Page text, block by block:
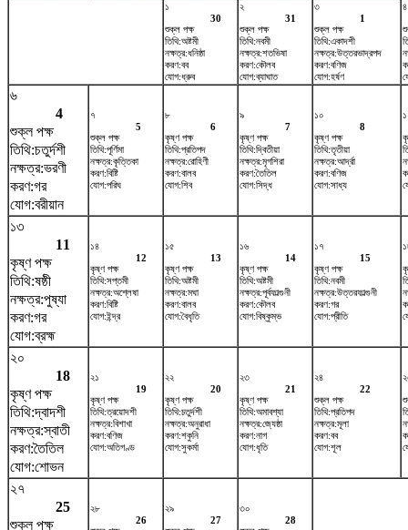
১
30
শুক্ল পক্ষ
তিথি:অষ্টমী
নক্ষত্র:ধনিষ্ঠা
করণ:বব
যোগ:ধ্রুব
২
31
শুক্ল পক্ষ
তিথি:নবমী
নক্ষত্র:শতভিষ‌া
করণ:কৌলব
যোগ:ব্যাঘাত
৩
1
শুক্ল পক্ষ
তিথি:একাদশী
নক্ষত্র:উত্তরভাদ্রপদ
করণ:বণিজ
যোগ:হর্ষণ
৪
৬
4
শুক্ল পক্ষ
তিথি:চতুর্দশী
নক্ষত্র:ভরণী
করণ:গর
যোগ:বরীয়ান
৭
5
শুক্ল পক্ষ
তিথি:পূর্ণিমা
নক্ষত্র:কৃত্তিকা
করণ:বিষ্টি
যোগ:পরিঘ
৮
6
কৃষ্ণ পক্ষ
তিথি:প্রতিপদ
নক্ষত্র:রোহিণী
করণ:বালব
যোগ:শিব
৯
7
কৃষ্ণ পক্ষ
তিথি:দ্বিতীয়া
নক্ষত্র:মৃগশিরা
করণ:তৈতিল
যোগ:সিদ্ধ
১০
8
কৃষ্ণ পক্ষ
তিথি:তৃতীয়া
নক্ষত্র:আর্দ্রা
করণ:বণিজ
যোগ:সাধ্য
১৩
11
কৃষ্ণ পক্ষ
তিথি:ষষ্ঠী
নক্ষত্র:পুষ্যা
করণ:গর
যোগ:ব্রহ্ম
১৪
12
কৃষ্ণ পক্ষ
তিথি:সপ্তমী
নক্ষত্র:অশ্লেষা
করণ:বিষ্টি
যোগ:ইন্দ্র
১৫
13
কৃষ্ণ পক্ষ
তিথি:অষ্টমী
নক্ষত্র:মঘা
করণ:বালব
যোগ:বৈধৃতি
১৬
14
কৃষ্ণ পক্ষ
তিথি:অষ্টমী
নক্ষত্র:পূর্বফাল্গুনী
করণ:কৌলব
যোগ:বিষ্কুম্ভ
১৭
15
কৃষ্ণ পক্ষ
তিথি:নবমী
নক্ষত্র:উত্তরফাল্গুনী
করণ:গর
যোগ:প্রীতি
২০
18
কৃষ্ণ পক্ষ
তিথি:দ্বাদশী
নক্ষত্র:স্বাতী
করণ:তৈতিল
যোগ:শোভন
২১
19
কৃষ্ণ পক্ষ
তিথি:ত্রয়োদশী
নক্ষত্র:বিশাখা
করণ:বণিজ
যোগ:অতিগণ্ড
২২
20
কৃষ্ণ পক্ষ
তিথি:চতুর্দশী
নক্ষত্র:অনুরাধা
করণ:শকুনি
যোগ:সুকর্মা
২৩
21
কৃষ্ণ পক্ষ
তিথি:অমাবশ্যা
নক্ষত্র:জ্যেষ্ঠা
করণ:নাগ
যোগ:ধৃতি
২৪
22
শুক্ল পক্ষ
তিথি:প্রতিপদ
নক্ষত্র:মূলা
করণ:বব
যোগ:শূল
২৭
25
শুক্ল পক্ষ
২৮
26
২৯
27
৩০
28